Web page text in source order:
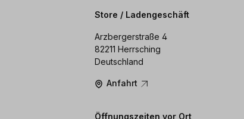
Store / Ladengeschäft
Arzbergerstraße 4
82211 Herrsching
Deutschland
Anfahrt
Öffnungszeiten vor Ort